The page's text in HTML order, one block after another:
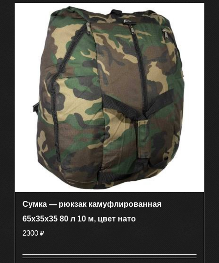
Сумка — рюкзак камуфлированная
65х35х35 80 л 10 м, цвет нато
2300 ₽